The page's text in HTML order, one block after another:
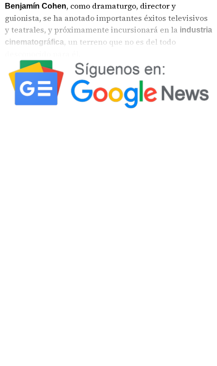
Benjamín Cohen, como dramaturgo, director y
guionista, se ha anotado importantes éxitos televisivos
y teatrales, y próximamente incursionará en la industria
cinematográfica, un terreno que no es del todo